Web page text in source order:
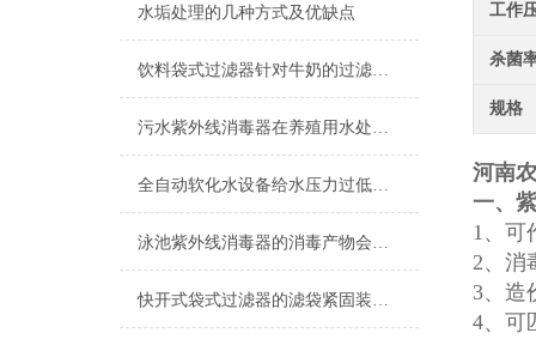
水垢处理的几种方式及优缺点
饮料袋式过滤器针对牛奶的过滤技术分析
污水紫外线消毒器在养殖用水处理时的注意事项
全自动软化水设备给水压力过低可能的后果分析
泳池紫外线消毒器的消毒产物会带来哪些风险？
快开式袋式过滤器的滤袋紧固装置重要性
工作
杀菌
规格
河南
一、
1、可
2、消
3、造
4、可